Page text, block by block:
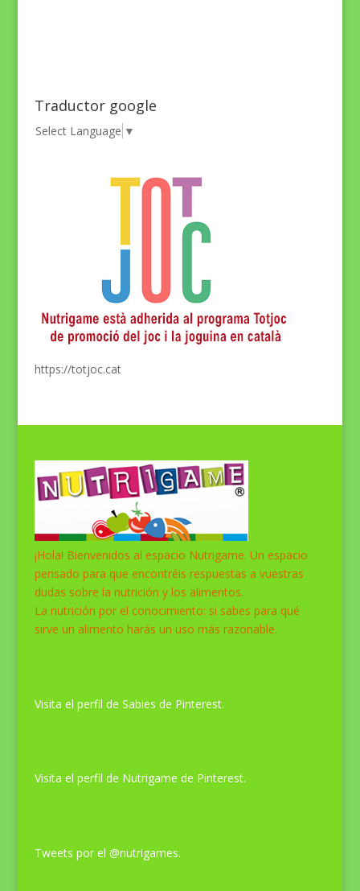
Traductor google
Select Language ▼
https://totjoc.cat
¡Hola! Bienvenidos al espacio Nutrigame. Un espacio
pensado para que encontréis respuestas a vuestras
dudas sobre la nutrición y los alimentos.
La nutrición por el conocimiento: si sabes para qué
sirve un alimento harás un uso más razonable.
Visita el perfil de Sabies de Pinterest.
Visita el perfil de Nutrigame de Pinterest.
Tweets por el @nutrigames.